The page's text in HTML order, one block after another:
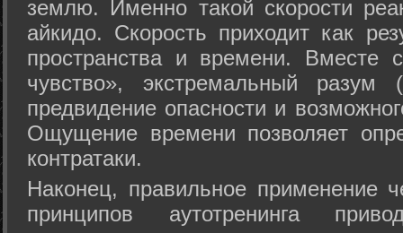
землю. Именно такой скорости
айкидо. Скорость приходит как
пространства и времени. Вместе
чувство», экстремальный разум
предвидение опасности и
Ощущение времени позволяет
контратаки.
Наконец, правильное применение
принципов аутотренинга